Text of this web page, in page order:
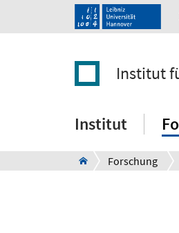
Institut
Institut
Forschung